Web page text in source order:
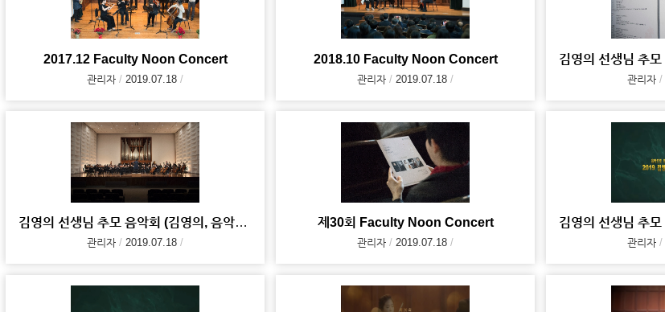
2017.12 Faculty Noon Concert
관리자 2019.07.18
2018.10 Faculty Noon Concert
관리자 2019.07.18 관리자
김영의 선생님 추모 음악회 (김영의, 음악으로 참 아름다운 세상을 꿈꾸다)
관리자 2019.07.18
제30회 Faculty Noon Concert
관리자 2019.07.18 관리자